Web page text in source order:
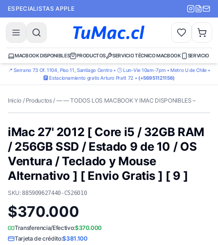
ESPECIALISTAS APPLE
MACBOOK DISPONIBLES PRODUCTOS SERVICIO TÉCNICO MACBOOK SERVICIO
📍 Serrano 73 Of. 1104, Piso 11, Santiago Centro • 🕒 Lun-Vie 10am-7pm • Metro U de Chile •
🅿️ Estacionamiento gratis Arturo Pratt 72 • (+56951121156)
Inicio/ Productos/ — — TODOS LOS MACBOOK Y IMAC DISPONIBLES –
iMac 27' 2012 [ Core i5 / 32GB RAM
/ 256GB SSD / Estado 9 de 10 / OS
Ventura / Teclado y Mouse
Alternativo ] [ Envio Gratis ] [ 9 ]
SKU:885909627440-C526010
$370.000
Transferencia/Efectivo:$370.000
Tarjeta de crédito:$381.100